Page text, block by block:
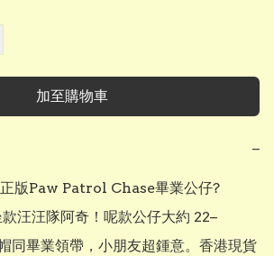
加至購物車
−
版Paw Patrol Chase畢業公仔?
汪汪隊阿奇！呢款公仔大約 22–
同畢業領帶，小朋友超鍾意。香港現貨